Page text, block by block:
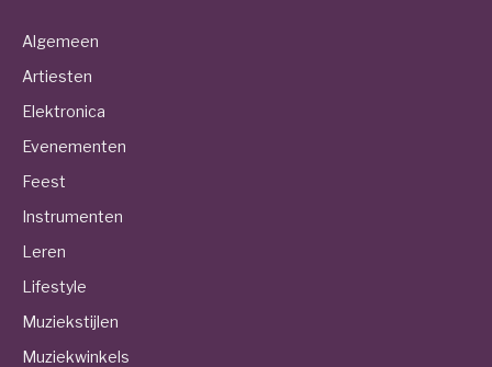
Algemeen
Artiesten
Elektronica
Evenementen
Feest
Instrumenten
Leren
Lifestyle
Muziekstijlen
Muziekwinkels